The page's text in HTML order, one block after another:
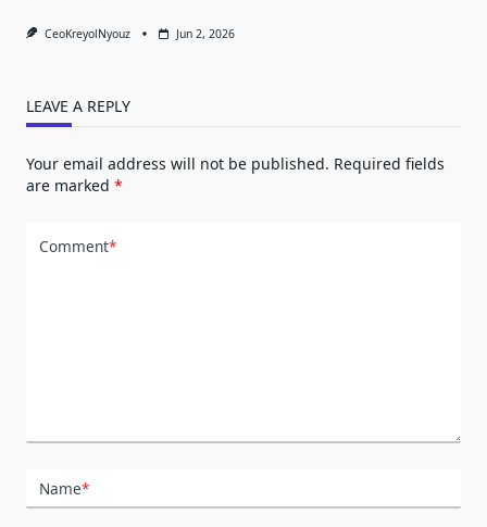
CeoKreyolNyouz Jun 2, 2026
LEAVE A REPLY
Your email address will not be published. Required fields
are marked *
Comment*
Name*